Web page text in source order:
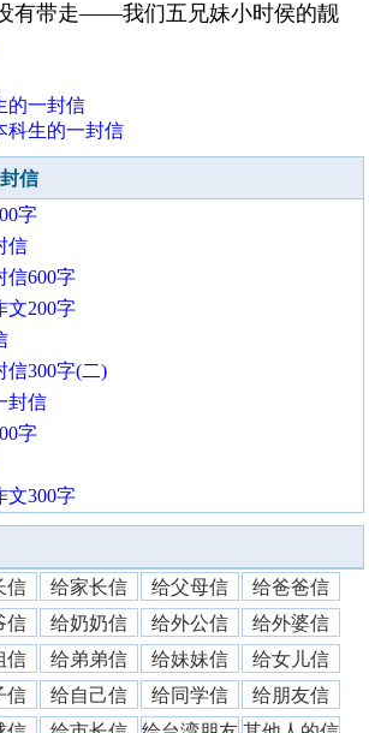
有带走——我们五兄妹小时侯的靓
的一封信
科生的一封信
信
字
信
信600字
文200字
信300字(二)
封信
字
文300字
信 给家长信 给父母信
给爸爸信
信 给奶奶信 给外公信
给外婆信
信 给弟弟信 给妹妹信
给女儿信
信 给自己信 给同学信
给朋友信